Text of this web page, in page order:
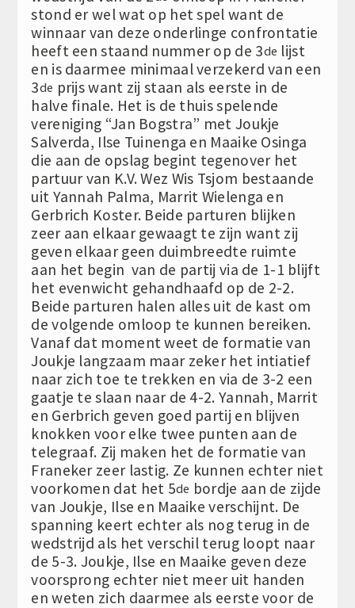
stond er wel wat op het spel want de
winnaar van deze onderlinge confrontatie
heeft een staand nummer op de 3de lijst
en is daarmee minimaal verzekerd van een
3de prijs want zij staan als eerste in de
halve finale. Het is de thuis spelende
vereniging “Jan Bogstra” met Joukje
Salverda, Ilse Tuinenga en Maaike Osinga
die aan de opslag begint tegenover het
partuur van K.V. Wez Wis Tsjom bestaande
uit Yannah Palma, Marrit Wielenga en
Gerbrich Koster. Beide parturen blijken
zeer aan elkaar gewaagt te zijn want zij
geven elkaar geen duimbreedte ruimte
aan het begin van de partij via de 1-1 blijft
het evenwicht gehandhaafd op de 2-2.
Beide parturen halen alles uit de kast om
de volgende omloop te kunnen bereiken.
Vanaf dat moment weet de formatie van
Joukje langzaam maar zeker het intiatief
naar zich toe te trekken en via de 3-2 een
gaatje te slaan naar de 4-2. Yannah, Marrit
en Gerbrich geven goed partij en blijven
knokken voor elke twee punten aan de
telegraaf. Zij maken het de formatie van
Franeker zeer lastig. Ze kunnen echter niet
voorkomen dat het 5de bordje aan de zijde
van Joukje, Ilse en Maaike verschijnt. De
spanning keert echter als nog terug in de
wedstrijd als het verschil terug loopt naar
de 5-3. Joukje, Ilse en Maaike geven deze
voorsprong echter niet meer uit handen
en weten zich daarmee als eerste voor de